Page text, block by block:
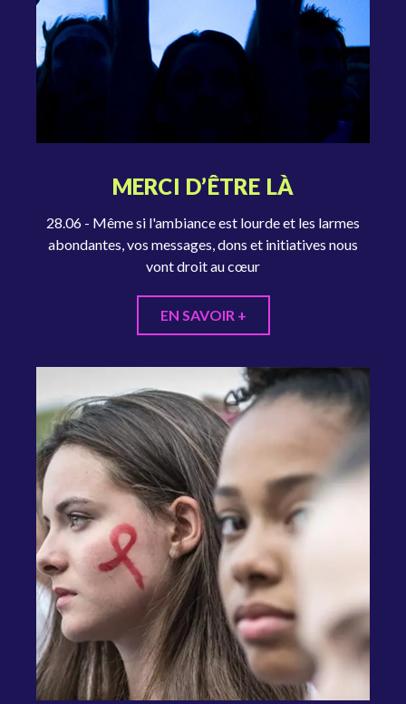
MERCI D’ÊTRE LÀ
28.06 - Même si l'ambiance est lourde et les larmes
abondantes, vos messages, dons et initiatives nous
vont droit au cœur
EN SAVOIR +